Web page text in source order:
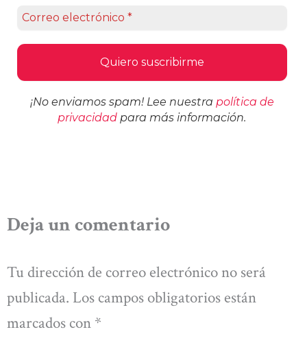
¡No enviamos spam! Lee nuestra política de
privacidad para más información.
Deja un comentario
Tu dirección de correo electrónico no será
publicada. Los campos obligatorios están
marcados con *